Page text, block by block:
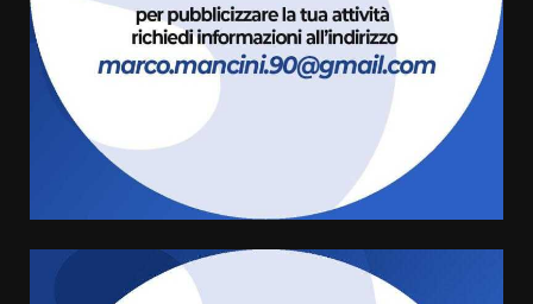
9 Agosto 2026 07:32
Serie D, l’Us Fasano non molla e
conferma di voler ricorrere per
ottenere l’iscrizione
ufficialmente la Festa di
Savelletri